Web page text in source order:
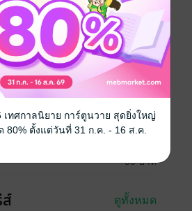
นักล่าปีศาจกับแม่มดเจ็ดชีวิต
pdf, epub(สารบัญ)
05 พฤษภาคม 2564
129 หน้า (≈ 32,630 คำ)
50 บาท
ดูทั้งหมด
เทศกาลนิยาย การ์ตูนวาย สุดยิ่งใหญ่
80% ตั้งแต่วันที่ 31 ก.ค. - 16 ส.ค.